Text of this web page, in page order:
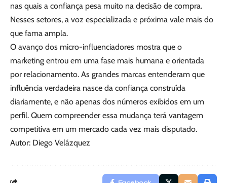
nas quais a confiança pesa muito na decisão de compra.
Nesses setores, a voz especializada e próxima vale mais do
que fama ampla.
O avanço dos micro-influenciadores mostra que o
marketing entrou em uma fase mais humana e orientada
por relacionamento. As grandes marcas entenderam que
influência verdadeira nasce da confiança construída
diariamente, e não apenas dos números exibidos em um
perfil. Quem compreender essa mudança terá vantagem
competitiva em um mercado cada vez mais disputado.
Autor: Diego Velázquez